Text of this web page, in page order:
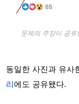
문제의 주장이 공
동일한 사진과 유사
리에도 공유됐다.